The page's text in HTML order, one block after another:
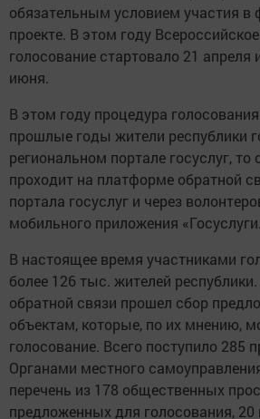
обязательным условием участия в
проекте. В этом году
голосование стартовало 21 апреля
июня.
В этом году процедура
прошлые годы жители республики
региональном портале госуслуг, то
проходит на платформе обратной
портала госуслуг и через
мобильного приложения
В настоящее время участниками
более 126 тыс. жителей
обратной связи прошел сбор
объектам, которые, по их мнению,
голосование. Всего поступило 285
Органами местного
перечень из 178 общественных
предложенных для голосования, 20